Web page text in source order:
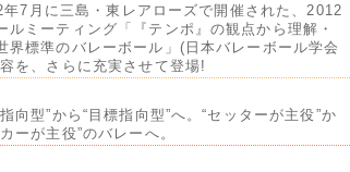
7月に三島・東レアローズで開催された、2012
ルミーティング「『テンポ』の観点から理解・
界標準のバレーボール」(日本バレーボール学会
を、さらに充実させて登場!
向型”から“目標指向型”へ。“セッターが主役”か
ーが主役”のバレーへ。